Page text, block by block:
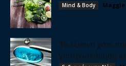
Mind & Body Maggie
Το έξυπνο χάπι
γαστροσκόπηση